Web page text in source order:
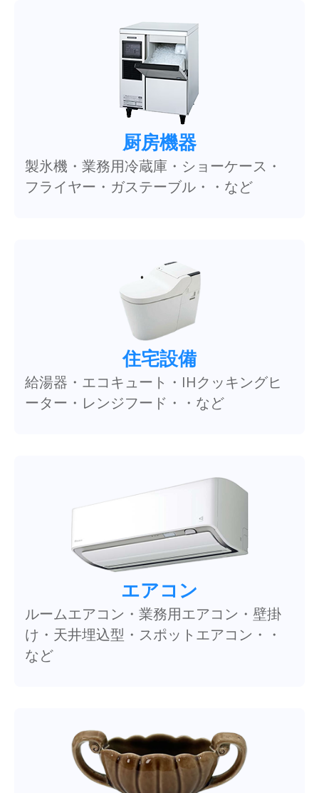
厨房機器
製氷機・業務用冷蔵庫・ショーケース・
フライヤー・ガステーブル・・など
住宅設備
給湯器・エコキュート・IHクッキングヒ
ーター・レンジフード・・など
エアコン
ルームエアコン・業務用エアコン・壁掛
け・天井埋込型・スポットエアコン・・
など